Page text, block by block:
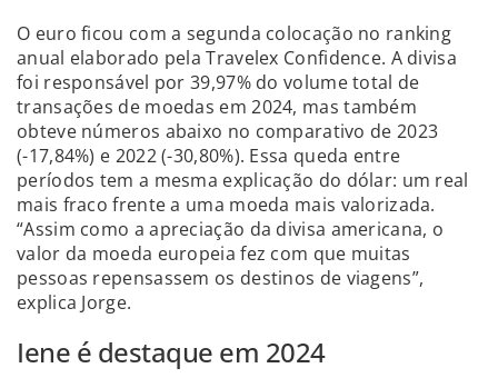
O euro ficou com a segunda colocação no ranking
anual elaborado pela Travelex Confidence. A divisa
foi responsável por 39,97% do volume total de
transações de moedas em 2024, mas também
obteve números abaixo no comparativo de 2023
(-17,84%) e 2022 (-30,80%). Essa queda entre
períodos tem a mesma explicação do dólar: um real
mais fraco frente a uma moeda mais valorizada.
“Assim como a apreciação da divisa americana, o
valor da moeda europeia fez com que muitas
pessoas repensassem os destinos de viagens”,
explica Jorge.
Iene é destaque em 2024